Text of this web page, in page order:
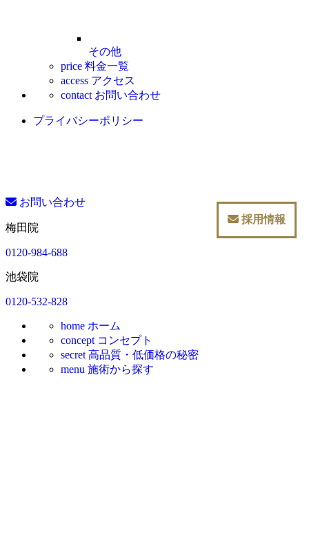
その他
price 料金一覧
access アクセス
contact お問い合わせ
プライバシーポリシー
採用情報
お問い合わせ
梅田院
0120-984-688
池袋院
0120-532-828
home ホーム
concept コンセプト
secret 高品質・低価格の秘密
menu 施術から探す